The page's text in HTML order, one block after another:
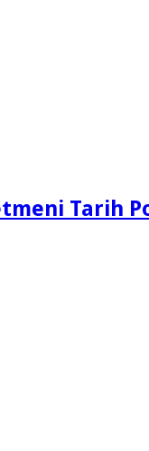
Tarih